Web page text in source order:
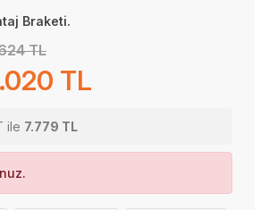
Braketi.
TL
TL
ile 7.779 TL